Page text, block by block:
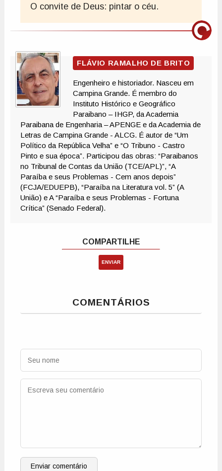
O convite de Deus: pintar o céu.
ENVIAR
COMENTÁRIOS
Enviar comentário